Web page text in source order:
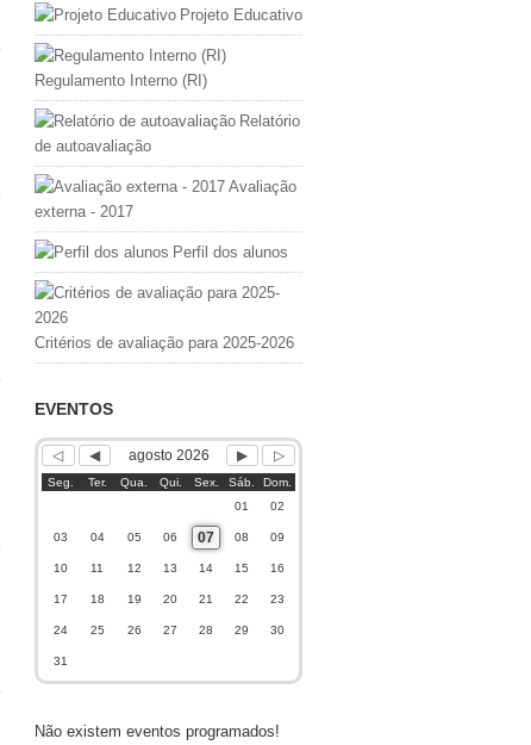
Projeto Educativo
Regulamento Interno (RI)
Relatório
de autoavaliação
Avaliação
externa - 2017
Perfil dos alunos
Critérios de avaliação para 2025-2026
EVENTOS
agosto 2026
Seg. Ter. Qua. Qui. Sex. Sáb.
Dom.
01
02
03 04 05 06 07 08 09
10 11 12 13 14 15 16
17 18 19 20 21 22 23
24 25 26 27 28 29 30
31
Não existem eventos programados!